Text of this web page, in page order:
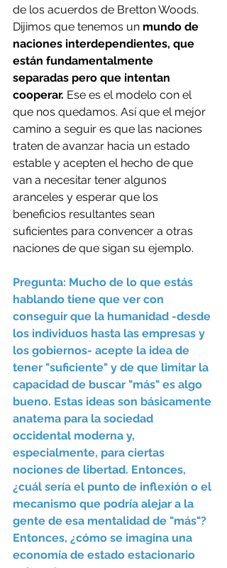
de los acuerdos de Bretton Woods.
Dijimos que tenemos un mundo de
naciones interdependientes, que
están fundamentalmente
separadas pero que intentan
cooperar. Ese es el modelo con el
que nos quedamos. Así que el mejor
camino a seguir es que las naciones
traten de avanzar hacia un estado
estable y acepten el hecho de que
van a necesitar tener algunos
aranceles y esperar que los
beneficios resultantes sean
suficientes para convencer a otras
naciones de que sigan su ejemplo.
Pregunta: Mucho de lo que estás
hablando tiene que ver con
conseguir que la humanidad -desde
los individuos hasta las empresas y
los gobiernos- acepte la idea de
tener "suficiente" y de que limitar la
capacidad de buscar "más" es algo
bueno. Estas ideas son básicamente
anatema para la sociedad
occidental moderna y,
especialmente, para ciertas
nociones de libertad. Entonces,
¿cuál sería el punto de inflexión o el
mecanismo que podría alejar a la
gente de esa mentalidad de "más"?
Entonces, ¿cómo se imagina una
economía de estado estacionario